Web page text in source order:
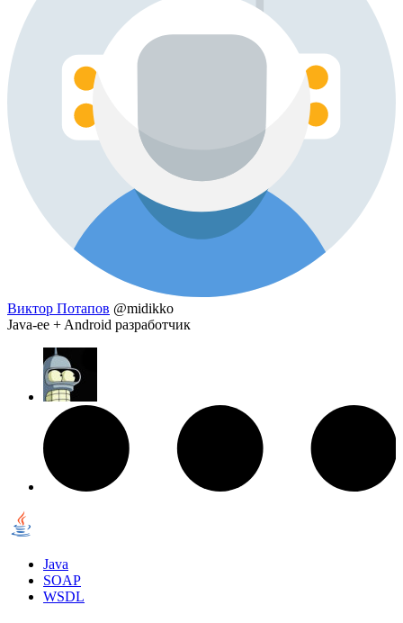
Виктор Потапов @midikko
Java-ee + Android разработчик
Java
SOAP
WSDL